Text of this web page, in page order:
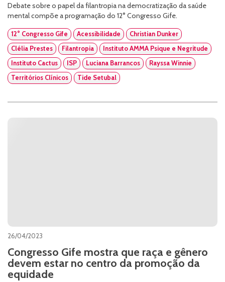
Debate sobre o papel da filantropia na democratização da saúde
mental compõe a programação do 12° Congresso Gife.
12° Congresso Gife Acessibilidade
Christian Dunker
Clélia Prestes
Filantropia
Instituto AMMA Psique e Negritude
Instituto Cactus
ISP Luciana Barrancos
Rayssa Winnie
Territórios Clínicos
Tide Setubal
26/04/2023
Congresso Gife mostra que raça e gênero
devem estar no centro da promoção da
equidade